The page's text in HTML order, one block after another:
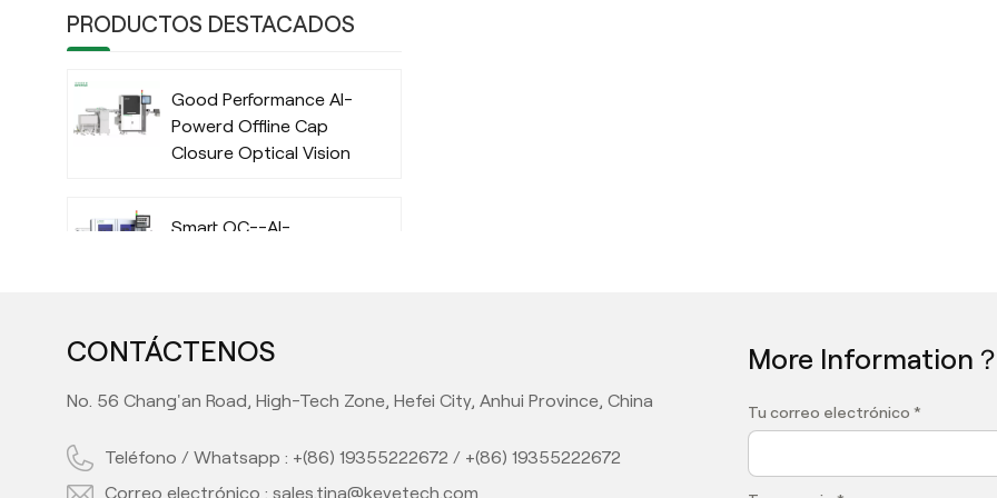
PRODUCTOS DESTACADOS
Good Performance AI-
Powerd Offline Cap
Closure Optical Vision
Algorithm
Smart QC--AI-
Algorithm
High Performance AI-
Offline Preform Vision
Full Automatic Inline
CONTÁCTENOS
No. 56 Chang'an Road, High-Tech Zone, Hefei City, Anhui Province, China
Teléfono / Whatsapp : +(86) 19355222672 / +(86) 19355222672
Correo electrónico :sales.tina@keyetech.com
More Information？
Tu correo electrónico *